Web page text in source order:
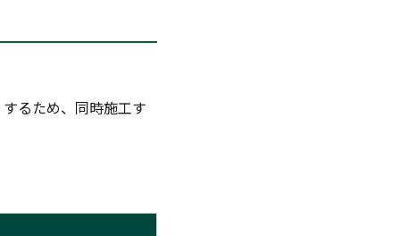
するため、同時施工す